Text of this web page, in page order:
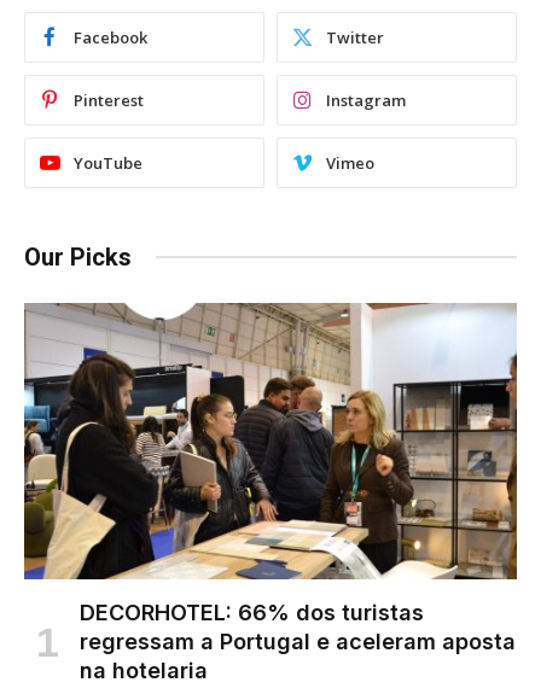
Facebook Twitter
Pinterest Instagram
YouTube Vimeo
Our Picks
DECORHOTEL: 66% dos turistas
regressam a Portugal e aceleram aposta
na hotelaria